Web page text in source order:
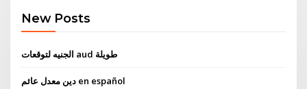
New Posts
الجنيه لتوقعات aud طويلة
دين معدل عائم en español